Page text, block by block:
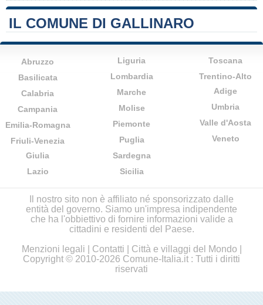
IL COMUNE DI GALLINARO
Abruzzo
Basilicata
Calabria
Campania
Emilia-Romagna
Friuli-Venezia
Giulia
Lazio
Liguria
Lombardia
Marche
Molise
Piemonte
Puglia
Sardegna
Sicilia
Toscana
Trentino-Alto
Adige
Umbria
Valle d'Aosta
Veneto
Il nostro sito non è affiliato né sponsorizzato dalle
entità del governo. Siamo un'impresa indipendente
che ha l'obbiettivo di fornire informazioni valide a
cittadini e residenti del Paese.
Menzioni legali
Contatti Città e villaggi del Mondo
Copyright © 2010-2026 Comune-Italia.it : Tutti i diritti
riservati